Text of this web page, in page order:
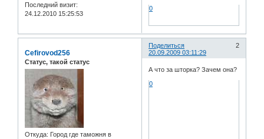
Последний визит:
24.12.2010 15:25:53
0
Поделиться
2
20.09.2009 03:11:29
Cefirovod256
Статус, такой статус
Откуда: Город где таможня в
А что за шторка? Зачем она?
0